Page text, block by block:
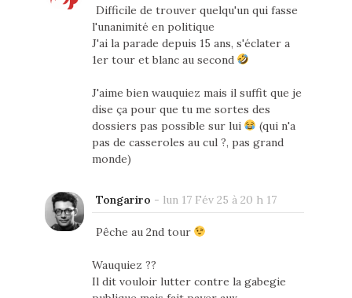
Difficile de trouver quelqu'un qui fasse
l'unanimité en politique
J'ai la parade depuis 15 ans, s'éclater a
1er tour et blanc au second
J'aime bien wauquiez mais il suffit que je
dise ça pour que tu me sortes des
dossiers pas possible sur lui
(qui n'a
pas de casseroles au cul ?, pas grand
monde)
Tongariro - lun 17 Fév 25 à 20 h 17
Pêche au 2nd tour
Wauquiez ??
Il dit vouloir lutter contre la gabegie